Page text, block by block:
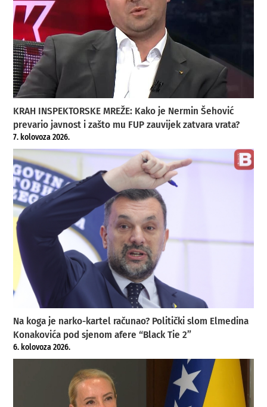
KRAH INSPEKTORSKE MREŽE: Kako je Nermin Šehović
prevario javnost i zašto mu FUP zauvijek zatvara vrata?
7. kolovoza 2026.
Na koga je narko-kartel računao? Politički slom Elmedina
Konakovića pod sjenom afere “Black Tie 2”
6. kolovoza 2026.